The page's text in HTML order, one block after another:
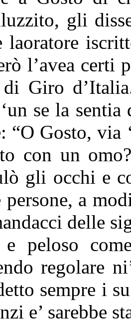
gli
laoratore
l’avea certi
Giro
se la
“O Gosto, via
con un
gli occhi e
a
delle
e peloso
regolare
sempre i
e’ sarebbe